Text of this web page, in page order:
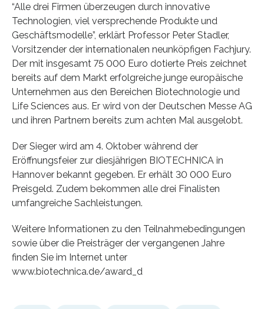
“Alle drei Firmen überzeugen durch innovative
Technologien, viel versprechende Produkte und
Geschäftsmodelle”, erklärt Professor Peter Stadler,
Vorsitzender der internationalen neunköpfigen Fachjury.
Der mit insgesamt 75 000 Euro dotierte Preis zeichnet
bereits auf dem Markt erfolgreiche junge europäische
Unternehmen aus den Bereichen Biotechnologie und
Life Sciences aus. Er wird von der Deutschen Messe AG
und ihren Partnern bereits zum achten Mal ausgelobt.
Der Sieger wird am 4. Oktober während der
Eröffnungsfeier zur diesjährigen BIOTECHNICA in
Hannover bekannt gegeben. Er erhält 30 000 Euro
Preisgeld. Zudem bekommen alle drei Finalisten
umfangreiche Sachleistungen.
Weitere Informationen zu den Teilnahmebedingungen
sowie über die Preisträger der vergangenen Jahre
finden Sie im Internet unter
www.biotechnica.de/award_d